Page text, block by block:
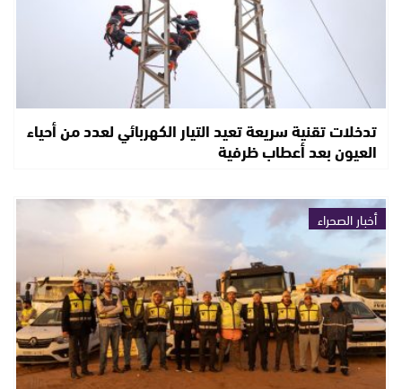
تدخلات تقنية سريعة تعيد التيار الكهربائي لعدد من أحياء
العيون بعد أعطاب ظرفية
أخبار الصحراء